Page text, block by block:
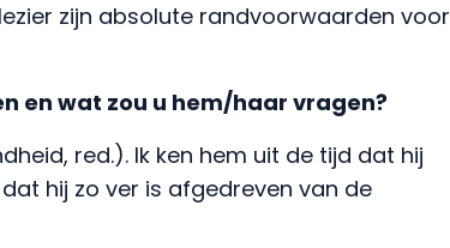
zijn absolute randvoorwaarden voor
en wat zou u hem/haar vragen?
red.). Ik ken hem uit de tijd dat hij
hij zo ver is afgedreven van de